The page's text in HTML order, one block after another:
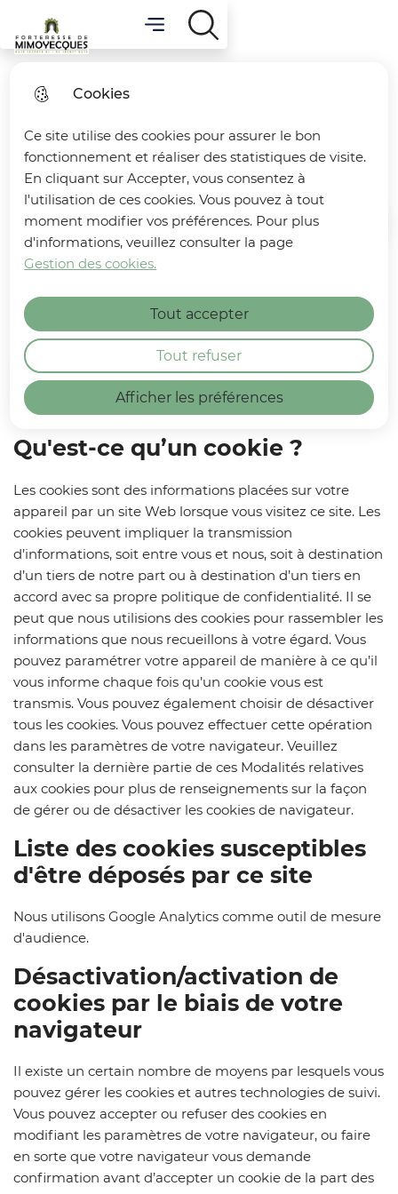
Cookies
Ce site utilise des cookies pour assurer le bon
fonctionnement et réaliser des statistiques de visite.
En cliquant sur Accepter, vous consentez à
l'utilisation de ces cookies. Vous pouvez à tout
moment modifier vos préférences. Pour plus
d'informations, veuillez consulter la page
Gestion des cookies.
Afficher les préférences
Tout accepter
Tout refuser
Forteresse de Mimoyecques
Main menu
Menu
cookies
Table of contents
Qu'est-ce qu’un cookie ?
Les cookies sont des informations placées sur votre
appareil par un site Web lorsque vous visitez ce site. Les
cookies peuvent impliquer la transmission
d’informations, soit entre vous et nous, soit à destination
d’un tiers de notre part ou à destination d’un tiers en
accord avec sa propre politique de confidentialité. Il se
peut que nous utilisions des cookies pour rassembler les
informations que nous recueillons à votre égard. Vous
pouvez paramétrer votre appareil de manière à ce qu’il
vous informe chaque fois qu’un cookie vous est
transmis. Vous pouvez également choisir de désactiver
tous les cookies. Vous pouvez effectuer cette opération
dans les paramètres de votre navigateur. Veuillez
consulter la dernière partie de ces Modalités relatives
aux cookies pour plus de renseignements sur la façon
de gérer ou de désactiver les cookies de navigateur.
Liste des cookies susceptibles
d'être déposés par ce site
Nous utilisons Google Analytics comme outil de mesure
d'audience.
Désactivation/activation de
cookies par le biais de votre
navigateur
Il existe un certain nombre de moyens par lesquels vous
pouvez gérer les cookies et autres technologies de suivi.
Vous pouvez accepter ou refuser des cookies en
modifiant les paramètres de votre navigateur, ou faire
en sorte que votre navigateur vous demande
confirmation avant d’accepter un cookie de la part des